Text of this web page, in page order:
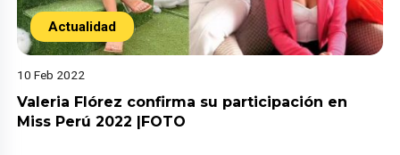
Actualidad
10 Feb 2022
Valeria Flórez confirma su participación en
Miss Perú 2022 |FOTO